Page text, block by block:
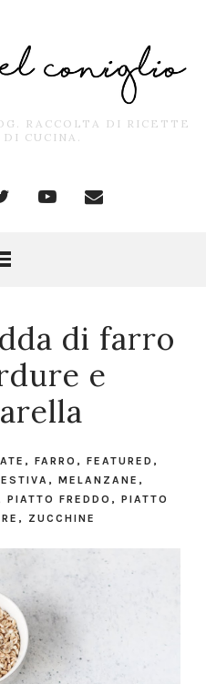
RACCOLTA DI RICETTE
CUCINA.
di farro
e
, FARRO , FEATURED ,
,MELANZANE ,
PIATTO FREDDO ,PIATTO
, ZUCCHINE